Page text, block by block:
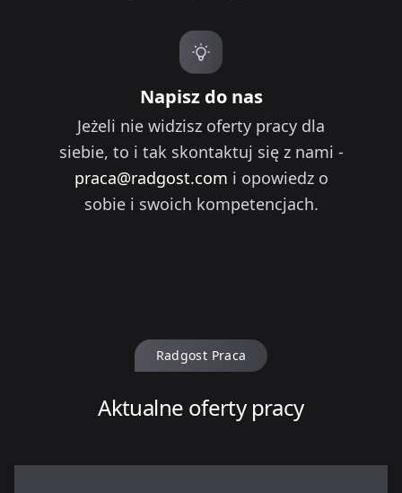
Napisz do nas
Jeżeli nie widzisz oferty pracy dla
siebie, to i tak skontaktuj się z nami -
praca@radgost.com i opowiedz o
sobie i swoich kompetencjach.
Radgost Praca
Aktualne oferty pracy